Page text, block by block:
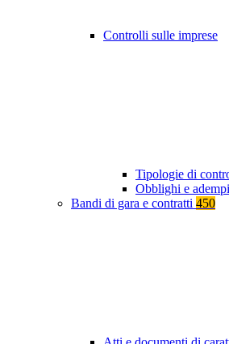
Controlli sulle imprese
Tipologie di
Obblighi e
Bandi di gara e contratti 450